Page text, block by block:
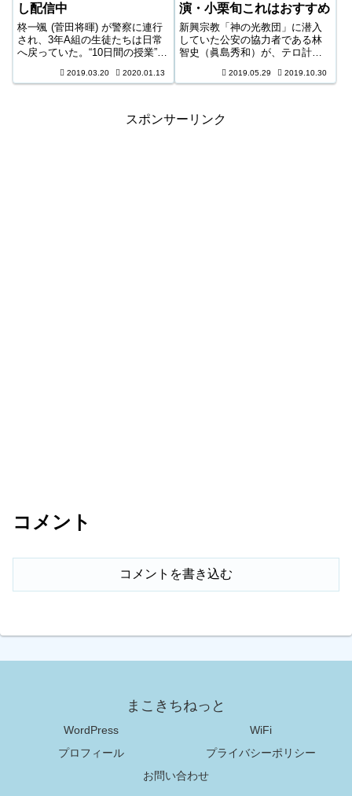
し配信中
柊一颯 (菅田将暉) が警察に連行
され、3年A組の生徒たちは日常
へ戻っていた。“10日間の授業”で
ちはふと、その日が本来は卒業
される「卒業式」と銘打たれた
ファイル…。それは、かけがえ
2019.03.20 2020.01.13
演・小栗旬これはおすすめ
新興宗教「神の光教団」に潜入
していた公安の協力者である林
智史（眞島秀和）が、テロ計画
きつけ警視庁公安総務課長・警
警備局長・警視監である鍛冶大
輝（長塚京三）に情報の説明を
2019.05.29 2019.10.30
スポンサーリンク
コメント
コメントを書き込む
まこきちねっと
WordPress
WiFi
プロフィール
プライバシーポリシー
お問い合わせ